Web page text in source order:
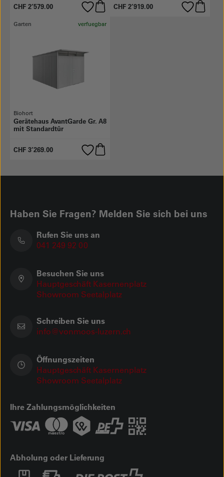
CHF 2’579.00 CHF 2’919.00
Garten verfuegbar
Biohort
Gerätehaus AvantGarde Gr. A8
mit Standardtür
CHF 3’269.00
Haben Sie Fragen? Melden Sie sich bei uns
Rufen Sie uns an
041 249 92 00
Besuchen Sie uns
Hauptgeschäft Kasernenplatz
Showroom Seetalplatz
Schreiben Sie uns
info@vonmoos-luzern.ch
Öffnungszeiten
Hauptgeschäft Kasernenplatz
Showroom Seetalplatz
Ihre Zahlungsmöglichkeiten
Abholung oder Lieferung